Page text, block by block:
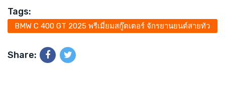
Tags:
BMW C 400 GT 2025 พรีเมี่ยมสกู๊ตเตอร์ จักรยานยนต์สายทัว
Share: